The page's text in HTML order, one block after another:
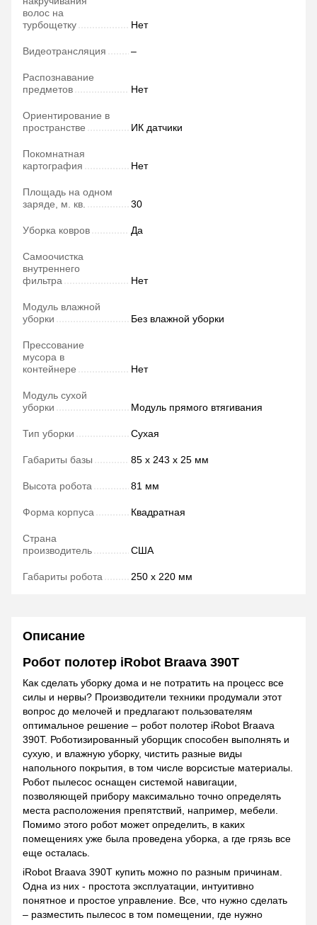
волос на
турбощетку
Нет
Видеотрансляция –
Распознавание
предметов
Нет
Ориентирование в
пространстве
ИК датчики
Покомнатная
картография
Нет
Площадь на одном
заряде, м. кв.
30
Уборка ковров Да
Самоочистка
внутреннего
фильтра
Нет
Модуль влажной
уборки
Без влажной уборки
Прессование
мусора в
контейнере
Нет
Модуль сухой
уборки
Модуль прямого втягивания
Тип уборки Сухая
Габариты базы 85 х 243 х 25 мм
Высота робота 81 мм
Форма корпуса Квадратная
Страна
производитель
США
Габариты робота 250 х 220 мм
Описание
Робот полотер iRobot Braava 390Т
Как сделать уборку дома и не потратить на процесс все
силы и нервы? Производители техники продумали этот
вопрос до мелочей и предлагают пользователям
оптимальное решение – робот полотер iRobot Braava
390Т. Роботизированный уборщик способен выполнять и
сухую, и влажную уборку, чистить разные виды
напольного покрытия, в том числе ворсистые материалы.
Робот пылесос оснащен системой навигации,
позволяющей прибору максимально точно определять
места расположения препятствий, например, мебели.
Помимо этого робот может определить, в каких
помещениях уже была проведена уборка, а где грязь все
еще осталась.
iRobot Braava 390Т купить можно по разным причинам.
Одна из них - простота эксплуатации, интуитивно
понятное и простое управление. Все, что нужно сделать
– разместить пылесос в том помещении, где нужно